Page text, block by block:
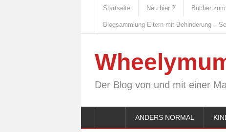
Startseite Neu hier ? Bücher
Blogsammlung Eltern mit Behinderung –
Der Blog von und mit einer
ANDERS NORMAL